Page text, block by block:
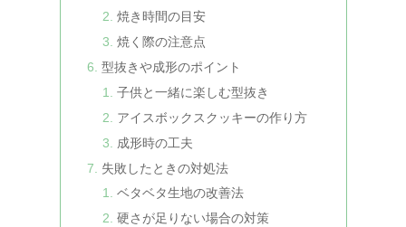
焼き時間の目安
焼く際の注意点
型抜きや成形のポイント
子供と一緒に楽しむ型抜き
アイスボックスクッキーの作り方
成形時の工夫
失敗したときの対処法
ベタベタ生地の改善法
硬さが足りない場合の対策